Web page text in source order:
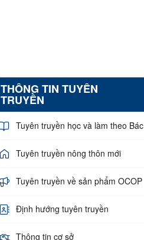
THÔNG TIN TUYÊN
TRUYỀN
Tuyên truyền học và làm theo Bác
Tuyên truyền nông thôn mới
Tuyên truyền về sản phẩm OCOP
Định hướng tuyên truyền
Thông tin cơ sở